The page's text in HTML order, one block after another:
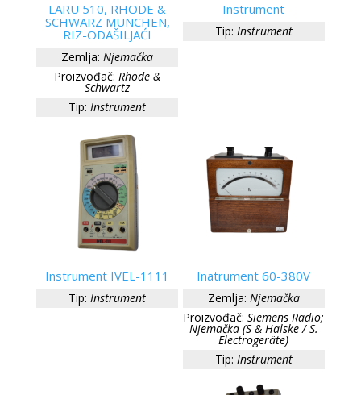
LARU 510, RHODE &
SCHWARZ MUNCHEN,
RIZ-ODAŠILJAĆI
Zemlja: Njemačka
Proizvođač: Rhode &
Schwartz
Tip: Instrument
Instrument
Tip: Instrument
Instrument IVEL-1111
Tip: Instrument
Inatrument 60-380V
Zemlja: Njemačka
Proizvođač: Siemens Radio;
Njemačka (S & Halske / S.
Electrogeräte)
Tip: Instrument